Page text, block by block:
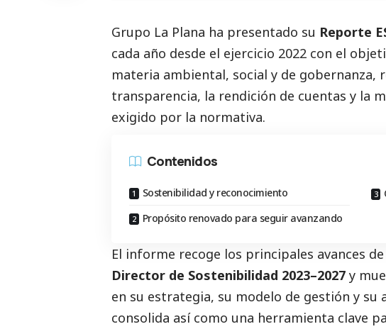
Grupo La Plana ha presentado su Reporte
cada año desde el ejercicio 2022 con el
materia ambiental, social y de gobernanza,
transparencia, la rendición de cuentas y la
exigido por la normativa.
Contenidos
Sostenibilidad y reconocimiento
Propósito renovado para seguir avanzando
El informe recoge los principales avances
Director de Sostenibilidad 2023–2027 y
en su estrategia, su modelo de gestión y su
consolida así como una herramienta clave